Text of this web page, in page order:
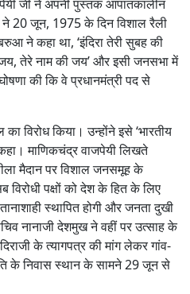
जी ने अपनी पुस्तक आपातकालीन
ने 20 जून, 1975 के दिन विशाल रैली
ने कहा था, ‘इंदिरा तेरी सुबह की
तेरे नाम की जय’ और इसी जनसभा में
की कि वे प्रधानमंत्री पद से
विरोध किया। उन्होंने इसे ‘भारतीय
माणिकचंद्र वाजपेयी लिखते
मैदान पर विशाल जनसमूह के
पक्षों को देश के हित के लिए
स्थापित होगी और जनता दुखी
नानाजी देशमुख ने वहीं पर उत्साह के
के त्यागपत्र की मांग लेकर गांव-
के निवास स्थान के सामने 29 जून से